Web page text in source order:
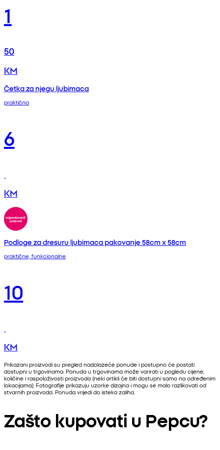
1
50
KM
Četka za njegu ljubimaca
praktična
6
KM
Podloge za dresuru ljubimaca pakovanje 58cm x 58cm
praktične, funkcionalne
10
KM
Prikazani proizvodi su pregled nadolazeće ponude i postupno će postati
dostupni u trgovinama. Ponuda u trgovinama može varirati u pogledu cijene,
količine i raspoloživosti proizvoda (neki artikli će biti dostupni samo na određenim
lokacijama). Fotografije prikazuju uzorke dizajna i mogu se malo razlikovati od
stvarnih proizvoda. Ponuda vrijedi do isteka zaliha.
Zašto kupovati u Pepcu?